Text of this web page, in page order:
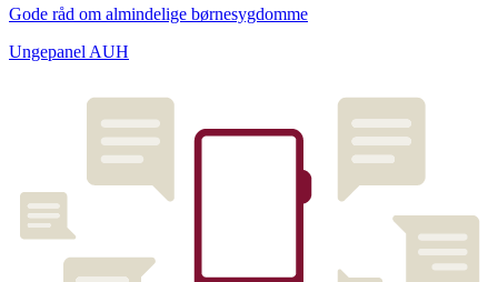
Gode råd om almindelige børnesygdomme
Ungepanel AUH